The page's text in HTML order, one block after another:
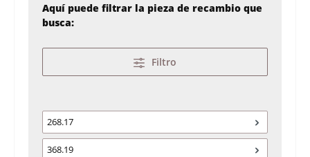
Aquí puede filtrar la pieza de recambio que
busca:
Filtro
268.17
368.19